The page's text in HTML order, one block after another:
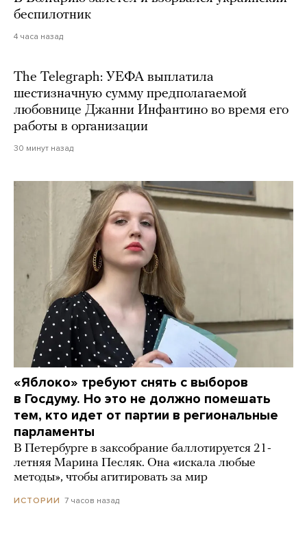
беспилотник
4 часа назад
The Telegraph: УЕФА выплатила
шестизначную сумму предполагаемой
любовнице Джанни Инфантино во время его
работы в организации
30 минут назад
«Яблоко» требуют снять с выборов
в Госдуму. Но это не должно помешать
тем, кто идет от партии в региональные
парламенты
В Петербурге в заксобрание баллотируется 21-
летняя Марина Песляк. Она «искала любые
методы», чтобы агитировать за мир
ИСТОРИИ 7 часов назад